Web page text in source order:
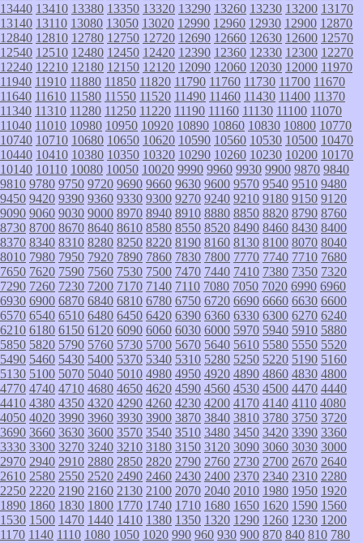
13440 13410 13380 13350 13320 13290 13260 13230 13200 13170
13140 13110 13080 13050 13020 12990 12960 12930 12900 12870
12840 12810 12780 12750 12720 12690 12660 12630 12600 12570
12540 12510 12480 12450 12420 12390 12360 12330 12300 12270
12240 12210 12180 12150 12120 12090 12060 12030 12000 11970
11940 11910 11880 11850 11820 11790 11760 11730 11700 11670
11640 11610 11580 11550 11520 11490 11460 11430 11400 11370
11340 11310 11280 11250 11220 11190 11160 11130 11100 11070
11040 11010 10980 10950 10920 10890 10860 10830 10800 10770
10740 10710 10680 10650 10620 10590 10560 10530 10500 10470
10440 10410 10380 10350 10320 10290 10260 10230 10200 10170
10140 10110 10080 10050 10020 9990 9960 9930 9900 9870 9840
9810 9780 9750 9720 9690 9660 9630 9600 9570 9540 9510 9480
9450 9420 9390 9360 9330 9300 9270 9240 9210 9180 9150 9120
9090 9060 9030 9000 8970 8940 8910 8880 8850 8820 8790 8760
8730 8700 8670 8640 8610 8580 8550 8520 8490 8460 8430 8400
8370 8340 8310 8280 8250 8220 8190 8160 8130 8100 8070 8040
8010 7980 7950 7920 7890 7860 7830 7800 7770 7740 7710 7680
7650 7620 7590 7560 7530 7500 7470 7440 7410 7380 7350 7320
7290 7260 7230 7200 7170 7140 7110 7080 7050 7020 6990 6960
6930 6900 6870 6840 6810 6780 6750 6720 6690 6660 6630 6600
6570 6540 6510 6480 6450 6420 6390 6360 6330 6300 6270 6240
6210 6180 6150 6120 6090 6060 6030 6000 5970 5940 5910 5880
5850 5820 5790 5760 5730 5700 5670 5640 5610 5580 5550 5520
5490 5460 5430 5400 5370 5340 5310 5280 5250 5220 5190 5160
5130 5100 5070 5040 5010 4980 4950 4920 4890 4860 4830 4800
4770 4740 4710 4680 4650 4620 4590 4560 4530 4500 4470 4440
4410 4380 4350 4320 4290 4260 4230 4200 4170 4140 4110 4080
4050 4020 3990 3960 3930 3900 3870 3840 3810 3780 3750 3720
3690 3660 3630 3600 3570 3540 3510 3480 3450 3420 3390 3360
3330 3300 3270 3240 3210 3180 3150 3120 3090 3060 3030 3000
2970 2940 2910 2880 2850 2820 2790 2760 2730 2700 2670 2640
2610 2580 2550 2520 2490 2460 2430 2400 2370 2340 2310 2280
2250 2220 2190 2160 2130 2100 2070 2040 2010 1980 1950 1920
1890 1860 1830 1800 1770 1740 1710 1680 1650 1620 1590 1560
1530 1500 1470 1440 1410 1380 1350 1320 1290 1260 1230 1200
1170 1140 1110 1080 1050 1020 990 960 930 900 870 840 810 780